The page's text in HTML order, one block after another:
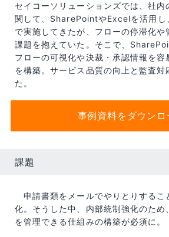
セイコーソリューションズでは、社内
関して、SharePointやExcelを活用し
で実施してきたが、フローの停滞化や
課題を抱えていた。そこで、
フローの可視化や決裁・承認情報を容
を構築。サービス品質の向上と監査対
た。
事例資料をダウンロ
課題
申請書類をメールでやりとりするこ
化。そうした中、内部統制強化のため
を管理できる仕組みの構築が必須に。